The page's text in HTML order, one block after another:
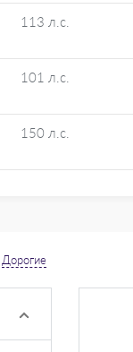
113 л.с.
101 л.с.
150 л.с.
Дорогие